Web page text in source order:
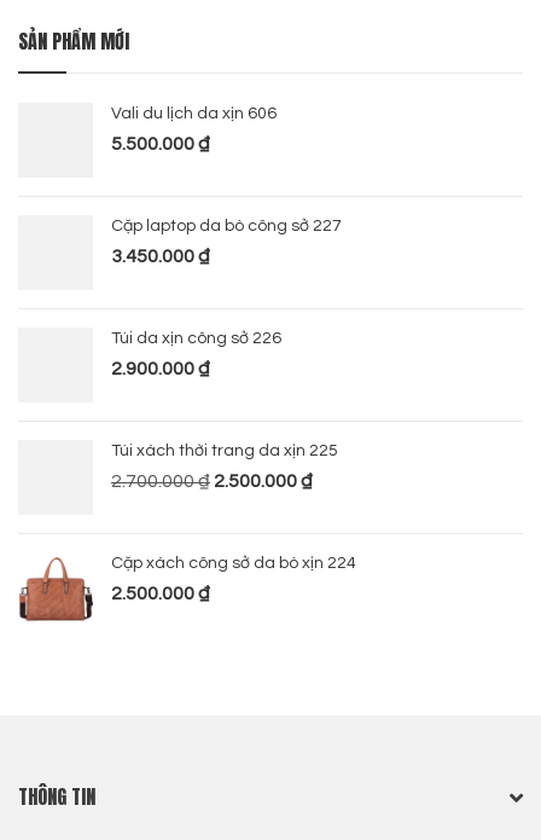
SẢN PHẨM MỚI
Vali du lịch da xịn 606
5.500.000₫
Cặp laptop da bò công sở 227
3.450.000₫
Túi da xịn công sở 226
2.900.000₫
Túi xách thời trang da xịn 225
2.700.000₫ 2.500.000₫
Cặp xách công sở da bò xịn 224
2.500.000₫
THÔNG TIN